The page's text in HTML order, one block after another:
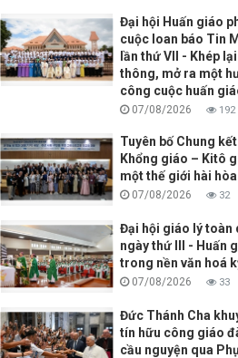
Đại hội Huấn giáo
cuộc loan báo Tin
lần thứ VII - Khép
thông, mở ra một
công cuộc huấn
07/08/2026 192
Tuyên bố Chung
Khổng giáo – Kitô
một thế giới hài hòa
07/08/2026 32
Đại hội giáo lý toàn
ngày thứ III - Huấn
trong nền văn hoá
07/08/2026 33
Đức Thánh Cha
tín hữu công giáo
cầu nguyện qua